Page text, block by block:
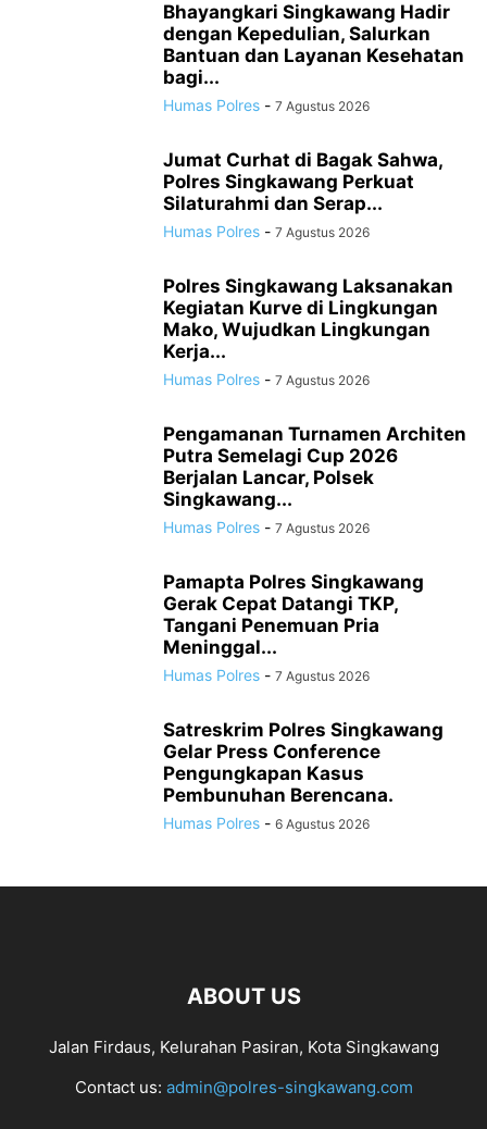
Bhayangkari Singkawang Hadir
dengan Kepedulian, Salurkan
Bantuan dan Layanan Kesehatan
bagi...
Humas Polres - 7 Agustus 2026
Jumat Curhat di Bagak Sahwa,
Polres Singkawang Perkuat
Silaturahmi dan Serap...
Humas Polres - 7 Agustus 2026
Polres Singkawang Laksanakan
Kegiatan Kurve di Lingkungan
Mako, Wujudkan Lingkungan
Kerja...
Humas Polres - 7 Agustus 2026
Pengamanan Turnamen Architen
Putra Semelagi Cup 2026
Berjalan Lancar, Polsek
Singkawang...
Humas Polres - 7 Agustus 2026
Pamapta Polres Singkawang
Gerak Cepat Datangi TKP,
Tangani Penemuan Pria
Meninggal...
Humas Polres - 7 Agustus 2026
Satreskrim Polres Singkawang
Gelar Press Conference
Pengungkapan Kasus
Pembunuhan Berencana.
Humas Polres - 6 Agustus 2026
ABOUT US
Jalan Firdaus, Kelurahan Pasiran, Kota Singkawang
Contact us: admin@polres-singkawang.com